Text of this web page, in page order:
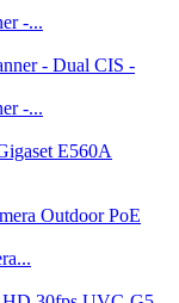
-...
-...
E560A